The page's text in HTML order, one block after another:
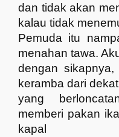
dan tidak akan
kalau tidak
Pemuda itu
menahan tawa.
dengan
keramba dari
yang
memberi pakan
kapal